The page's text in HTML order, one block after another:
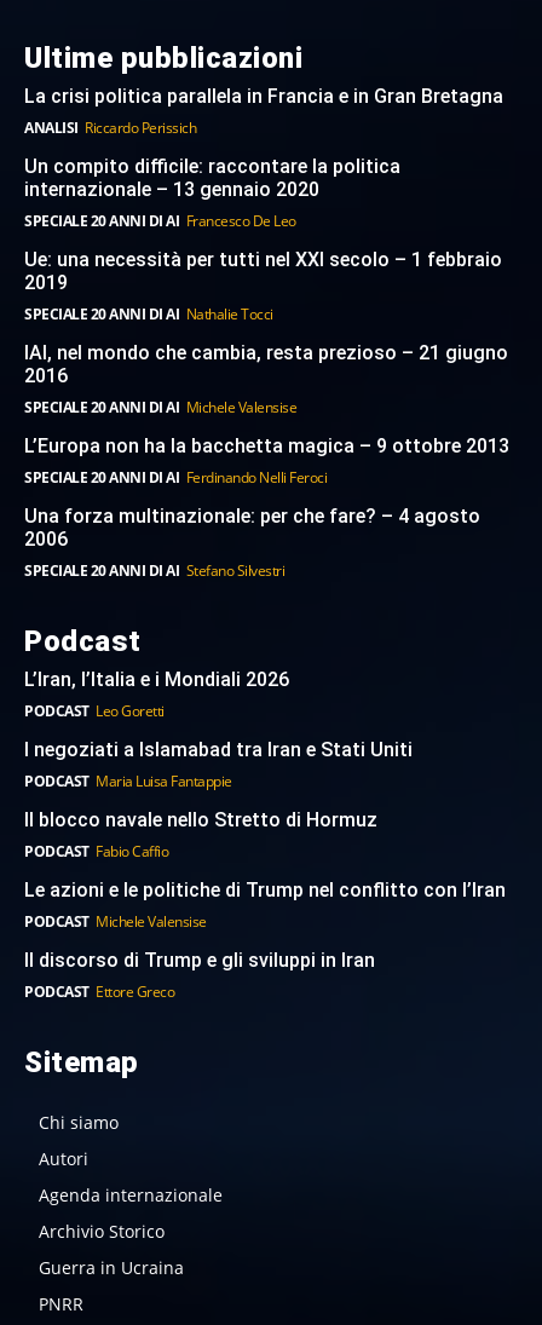
Ultime pubblicazioni
La crisi politica parallela in Francia e in Gran Bretagna
ANALISI Riccardo Perissich
Un compito difficile: raccontare la politica
internazionale – 13 gennaio 2020
SPECIALE 20 ANNI DI AI Francesco De Leo
Ue: una necessità per tutti nel XXI secolo – 1 febbraio
2019
SPECIALE 20 ANNI DI AI Nathalie Tocci
IAI, nel mondo che cambia, resta prezioso – 21 giugno
2016
SPECIALE 20 ANNI DI AI Michele Valensise
L’Europa non ha la bacchetta magica – 9 ottobre 2013
SPECIALE 20 ANNI DI AI Ferdinando Nelli Feroci
Una forza multinazionale: per che fare? – 4 agosto
2006
SPECIALE 20 ANNI DI AI Stefano Silvestri
Podcast
L’Iran, l’Italia e i Mondiali 2026
PODCAST Leo Goretti
I negoziati a Islamabad tra Iran e Stati Uniti
PODCAST Maria Luisa Fantappie
Il blocco navale nello Stretto di Hormuz
PODCAST Fabio Caffio
Le azioni e le politiche di Trump nel conflitto con l’Iran
PODCAST Michele Valensise
Il discorso di Trump e gli sviluppi in Iran
PODCAST Ettore Greco
Sitemap
Chi siamo
Autori
Agenda internazionale
Archivio Storico
Guerra in Ucraina
PNRR